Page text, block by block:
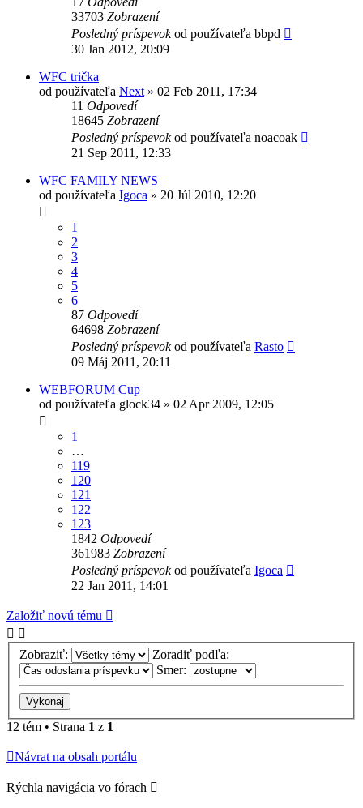
33703 Zobrazení
Posledný príspevokod používateľa bbpd
30 Jan 2012, 20:09
WFC trička
od používateľa Next » 02 Feb 2011, 17:34
11 Odpovedí
18645 Zobrazení
Posledný príspevokod používateľa noacoak
21 Sep 2011, 12:33
WFC FAMILY NEWS
od používateľa Igoca » 20 Júl 2010, 12:20
1
2
3
4
5
6
87 Odpovedí
64698 Zobrazení
Posledný príspevokod používateľa Rasto
09 Máj 2011, 20:11
WEBFORUM Cup
od používateľa glock34 » 02 Apr 2009, 12:05
1
…
119
120
121
122
123
1842 Odpovedí
361983 Zobrazení
Posledný príspevokod používateľa Igoca
22 Jan 2011, 14:01
Založiť novú tému
Zobraziť:
Zoradiť podľa:
Smer:
12 tém • Strana 1 z 1
Návrat na obsah portálu
Rýchla navigácia vo fórach